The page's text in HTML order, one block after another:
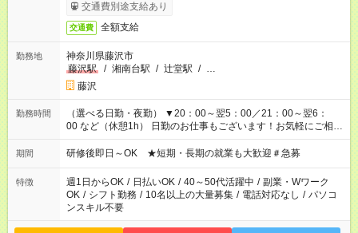
交通費別途支給あり
交通費 全額支給
勤務地
神奈川県藤沢市
藤沢駅
/ 湘南台駅 / 辻堂駅 / …
藤沢
勤務時間
（選べる日勤・夜勤） ▼20：00～翌5：00／21：00～翌6：
00 など（休憩1h） 日勤のお仕事もございます！お気軽にご相談
ください！
期間 研修後即日～OK ★短期・長期の就業も大歓迎＃急募
特徴 週1日からOK / 日払いOK / 40～50代活躍中 / 副業・Wワーク
OK / シフト勤務 / 10名以上の大量募集 / 電話対応なし / パソコ
ンスキル不要